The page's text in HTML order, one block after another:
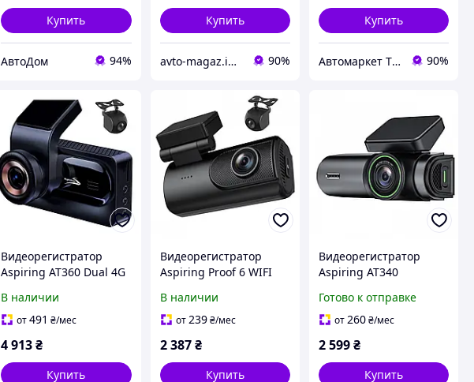
Купить
АвтоДом 94%
Купить
avto-magaz.in.ua 90%
Купить
Автомаркет TVMusic 90%
Видеорегистратор
Aspiring AT360 Dual 4G
Dual 4G Wifi GPS)
В наличии
от491 ₴/мес
4 913₴
Купить
Видеорегистратор
Aspiring Proof 6 WIFI
В наличии
от239 ₴/мес
2 387 ₴
Купить
Видеорегистратор
Aspiring AT340
Готово к отправке
от260₴/мес
2 599₴
Купить